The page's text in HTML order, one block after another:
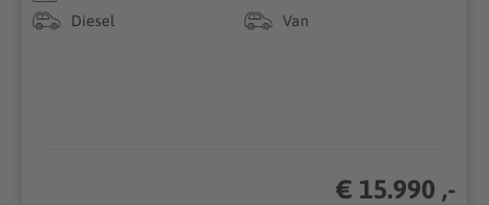
Diesel
Van
€ 15.990 ,-